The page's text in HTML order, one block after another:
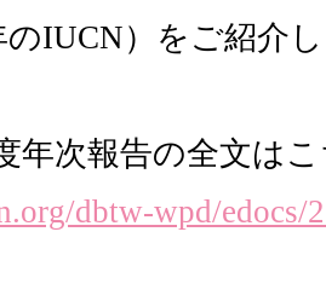
のIUCN）をご紹介
年次報告の全文は
dbtw-wpd/edocs/